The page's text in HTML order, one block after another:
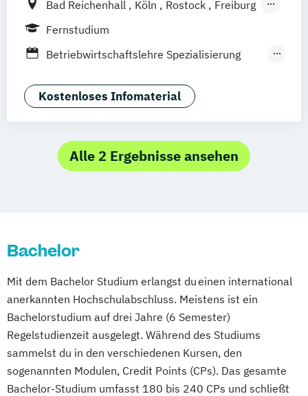
Bad Reichenhall Köln Rostock
Freiburg
Kiel
Frankfurt am Main
Deggendorf Karlsruhe Kassel
Oberhausen Offenbach Saarbrücken
Neu-Ulm Graz Innsbruck Wien
Augsburg Freising Friedrichshafen
Klagenfurt Magdeburg Münster Trier
Würzburg Chemnitz Linz
Fernstudium
Betriebwirtschaftslehre Spezialisierung
Hotelmanagement (DE/EN)
Tourismusmanagement
Kostenloses Infomaterial
Alle 2 Ergebnisse ansehen
Bachelor
Mit dem Bachelor Studium erlangst du einen international
anerkannten Hochschulabschluss. Meistens ist ein
Bachelorstudium auf drei Jahre (6 Semester)
Regelstudienzeit ausgelegt. Während des Studiums
sammelst du in den verschiedenen Kursen, den
sogenannten Modulen, Credit Points (CPs). Das gesamte
Bachelor-Studium umfasst 180 bis 240 CPs und schließt